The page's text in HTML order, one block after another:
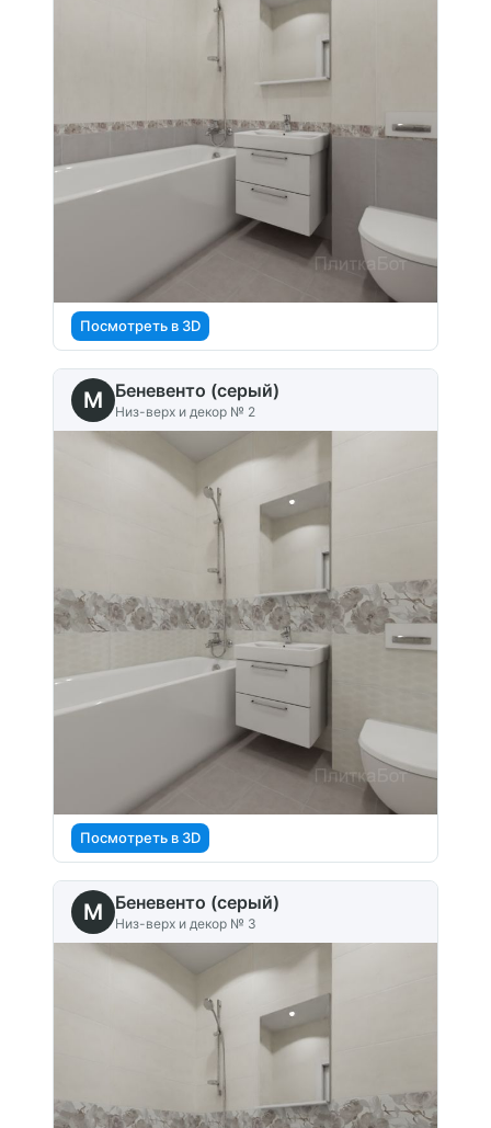
Посмотреть в 3D
M Беневенто (серый)
Низ-верх и декор № 2
Посмотреть в 3D
M Беневенто (серый)
Низ-верх и декор № 3